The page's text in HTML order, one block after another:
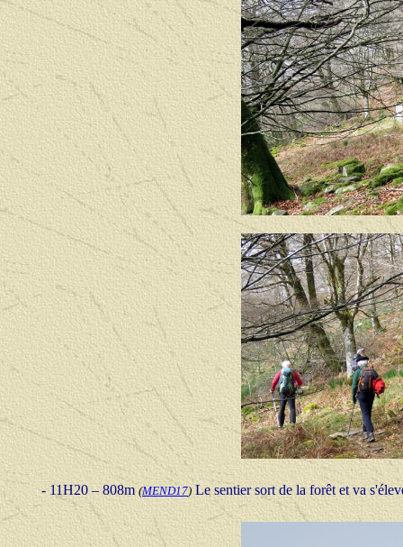
- 11H20 – 808m(MEND17) Le sentier sort de la forêt et va